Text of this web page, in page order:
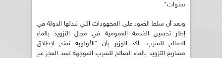
سنوات".
وبعد أن سلط الضوء على المجهودات التي تبذلها الدولة في
إطار تحسين الخدمة العمومية في مجال التزويد بالماء
الصالح للشرب، أكد الوزير بأن "الأولوية تمنح لإطلاق
مشاريع التزويد بالماء الصالح للشرب الموجهة لسد العجز عبر